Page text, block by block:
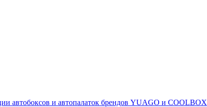
автобоксов и автопалаток брендов YUAGO и COOLBOX